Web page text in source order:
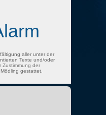
aller unter der
Texte und/oder
Zustimmung der
gestattet.